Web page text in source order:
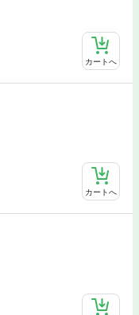
カートへ
カートへ